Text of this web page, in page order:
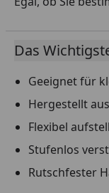
Das
Geeignet für
Hergestellt
Flexibel
Stufenlos
Rutschfester